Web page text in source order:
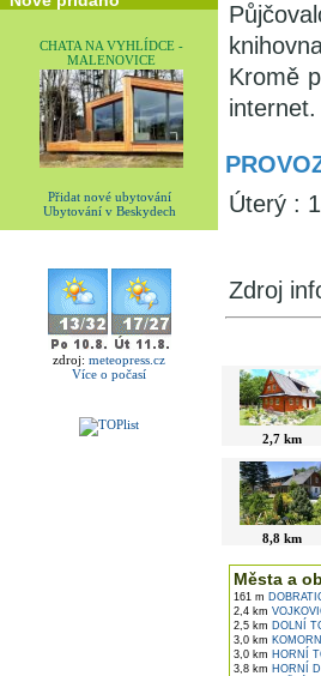
CHATA NA VYHLÍDCE -
MALENOVICE
Přidat nové ubytování
Ubytování v Beskydech
zdroj: meteopress.cz
Více o počasí
Kromě
internet.
Úterý :
Zdroj
2,7 km
8,8 km
Města a
161 m
2,4 km
2,5 km DOLNÍ
3,0 km
3,0 km HORNÍ
3,8 km HORNÍ